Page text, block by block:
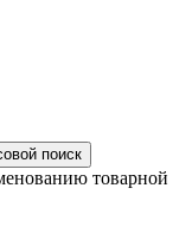
товарной